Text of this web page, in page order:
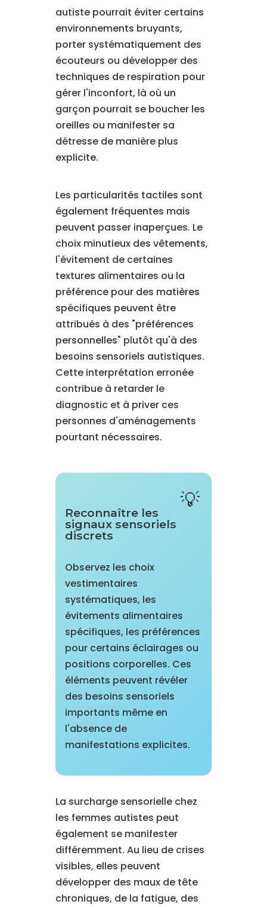
autiste pourrait éviter certains
environnements bruyants,
porter systématiquement des
écouteurs ou développer des
techniques de respiration pour
gérer l'inconfort, là où un
garçon pourrait se boucher les
oreilles ou manifester sa
détresse de manière plus
explicite.
Les particularités tactiles sont
également fréquentes mais
peuvent passer inaperçues. Le
choix minutieux des vêtements,
l'évitement de certaines
textures alimentaires ou la
préférence pour des matières
spécifiques peuvent être
attribués à des "préférences
personnelles" plutôt qu'à des
besoins sensoriels autistiques.
Cette interprétation erronée
contribue à retarder le
diagnostic et à priver ces
personnes d'aménagements
pourtant nécessaires.
Reconnaître les
signaux sensoriels
discrets
Observez les choix
vestimentaires
systématiques, les
évitements alimentaires
spécifiques, les préférences
pour certains éclairages ou
positions corporelles. Ces
éléments peuvent révéler
des besoins sensoriels
importants même en
l'absence de
manifestations explicites.
La surcharge sensorielle chez
les femmes autistes peut
également se manifester
différemment. Au lieu de crises
visibles, elles peuvent
développer des maux de tête
chroniques, de la fatigue, des